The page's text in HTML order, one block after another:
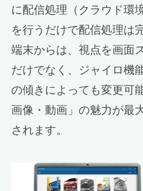
に配信処理（クラウド環
を行うだけで配信処理は
端末からは、視点を画面
だけでなく、ジャイロ機
の傾きによっても変更可
画像・動画」の魅力が最
されます。